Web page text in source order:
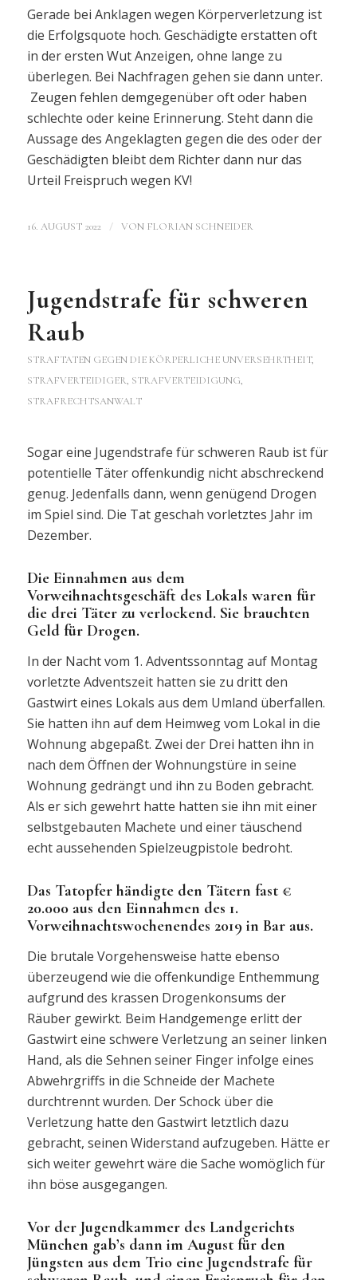
Gerade bei Anklagen wegen Körperverletzung ist
die Erfolgsquote hoch. Geschädigte erstatten oft
in der ersten Wut Anzeigen, ohne lange zu
überlegen. Bei Nachfragen gehen sie dann unter.
Zeugen fehlen demgegenüber oft oder haben
schlechte oder keine Erinnerung. Steht dann die
Aussage des Angeklagten gegen die des oder der
Geschädigten bleibt dem Richter dann nur das
Urteil Freispruch wegen KV!
16. AUGUST 2022 / VON FLORIAN SCHNEIDER
Jugendstrafe für schweren
Raub
STRAFTATEN GEGEN DIE KÖRPERLICHE UNVERSEHRTHEIT,
STRAFVERTEIDIGER, STRAFVERTEIDIGUNG,
STRAFRECHTSANWALT
Sogar eine Jugendstrafe für schweren Raub ist für
potentielle Täter offenkundig nicht abschreckend
genug. Jedenfalls dann, wenn genügend Drogen
im Spiel sind. Die Tat geschah vorletztes Jahr im
Dezember.
Die Einnahmen aus dem
Vorweihnachtsgeschäft des Lokals waren für
die drei Täter zu verlockend. Sie brauchten
Geld für Drogen.
In der Nacht vom 1. Adventssonntag auf Montag
vorletzte Adventszeit hatten sie zu dritt den
Gastwirt eines Lokals aus dem Umland überfallen.
Sie hatten ihn auf dem Heimweg vom Lokal in die
Wohnung abgepaßt. Zwei der Drei hatten ihn in
nach dem Öffnen der Wohnungstüre in seine
Wohnung gedrängt und ihn zu Boden gebracht.
Als er sich gewehrt hatte hatten sie ihn mit einer
selbstgebauten Machete und einer täuschend
echt aussehenden Spielzeugpistole bedroht.
Das Tatopfer händigte den Tätern fast €
20.000 aus den Einnahmen des 1.
Vorweihnachtswochenendes 2019 in Bar aus.
Die brutale Vorgehensweise hatte ebenso
überzeugend wie die offenkundige Enthemmung
aufgrund des krassen Drogenkonsums der
Räuber gewirkt. Beim Handgemenge erlitt der
Gastwirt eine schwere Verletzung an seiner linken
Hand, als die Sehnen seiner Finger infolge eines
Abwehrgriffs in die Schneide der Machete
durchtrennt wurden. Der Schock über die
Verletzung hatte den Gastwirt letztlich dazu
gebracht, seinen Widerstand aufzugeben. Hätte er
sich weiter gewehrt wäre die Sache womöglich für
ihn böse ausgegangen.
Vor der Jugendkammer des Landgerichts
München gab’s dann im August für den
Jüngsten aus dem Trio eine Jugendstrafe für